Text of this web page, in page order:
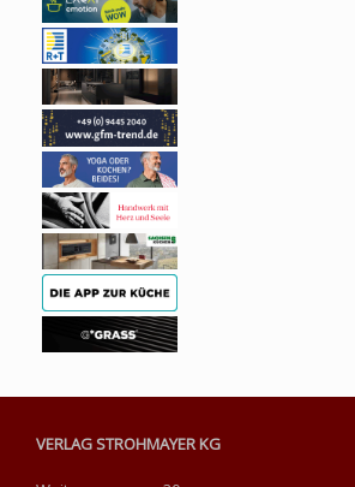
VERLAG STROHMAYER KG